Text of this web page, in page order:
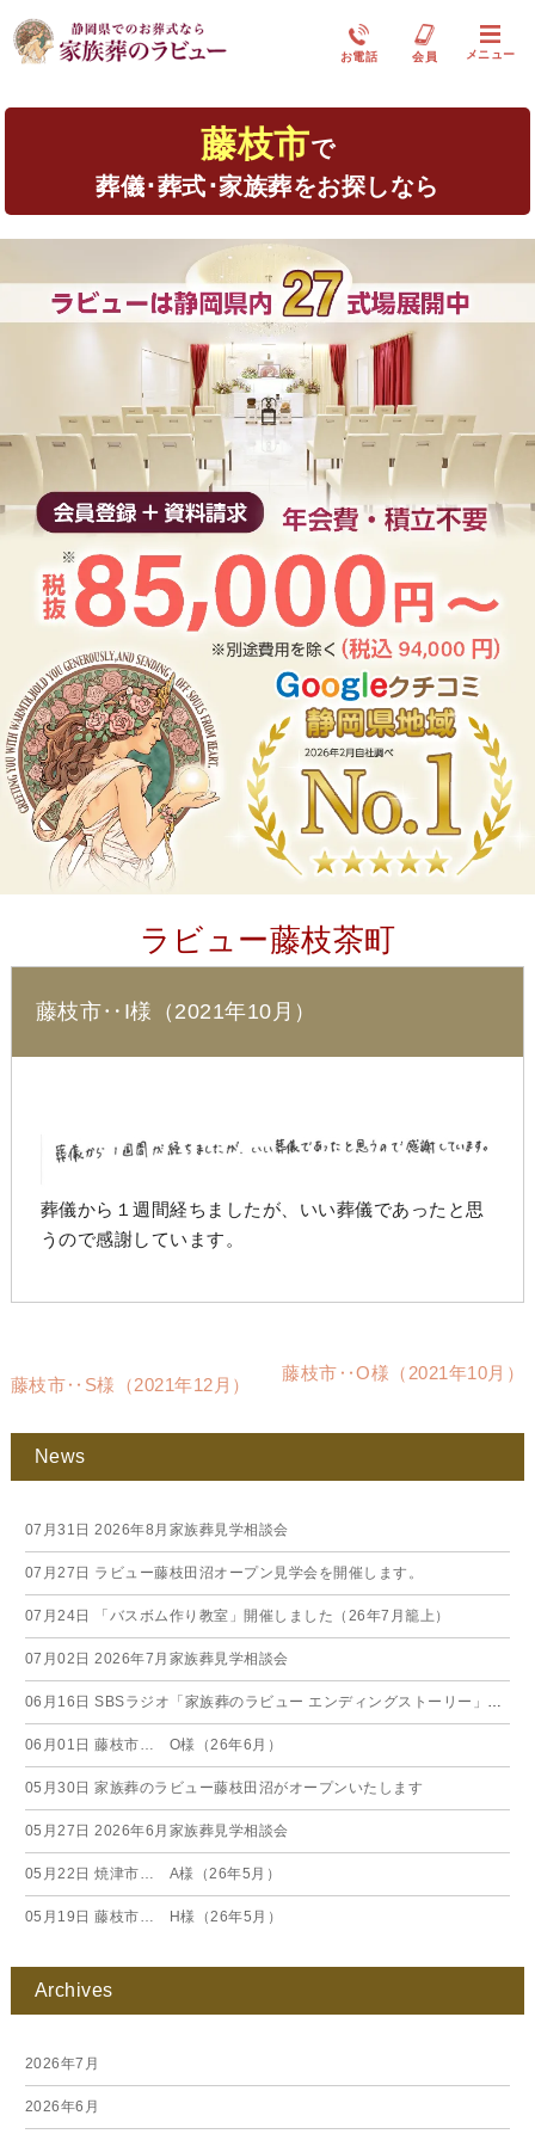
お電話 会員 メニュー
藤枝市で
葬儀･葬式･家族葬をお探しなら
ラビュー藤枝茶町
藤枝市‥I様（2021年10月）
葬儀から１週間経ちましたが、いい葬儀であったと思
うので感謝しています。
藤枝市‥S様（2021年12月）
藤枝市‥O様（2021年10月）
News
07月31日 2026年8月家族葬見学相談会
07月27日 ラビュー藤枝田沼オープン見学会を開催します。
07月24日 「バスボム作り教室」開催しました（26年7月籠上）
07月02日 2026年7月家族葬見学相談会
06月16日 SBSラジオ「家族葬のラビュー エンディングストーリー」に弊社スタッフが出演いたしました（26年6月）
06月01日 藤枝市… O様（26年6月）
05月30日 家族葬のラビュー藤枝田沼がオープンいたします
05月27日 2026年6月家族葬見学相談会
05月22日 焼津市… A様（26年5月）
05月19日 藤枝市… H様（26年5月）
Archives
2026年7月
2026年6月